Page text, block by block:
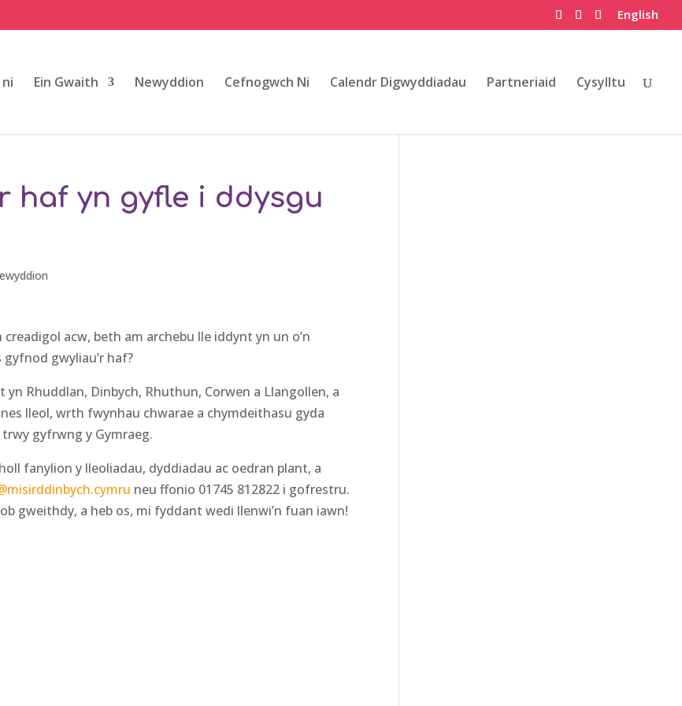
English
Ein Gwaith Newyddion Cefnogwch Ni Calendr Digwyddiadau Partneriaid Cysylltu
haf yn gyfle i ddysgu
acw, beth am archebu lle iddynt yn un o’n
gwyliau’r haf?
Rhuddlan, Dinbych, Rhuthun, Corwen a Llangollen, a
lleol, wrth fwynhau chwarae a chymdeithasu gyda
gyfrwng y Gymraeg.
fanylion y lleoliadau, dyddiadau ac oedran plant, a
neu ffonio 01745 812822 i gofrestru.
gweithdy, a heb os, mi fyddant wedi llenwi’n fuan iawn!